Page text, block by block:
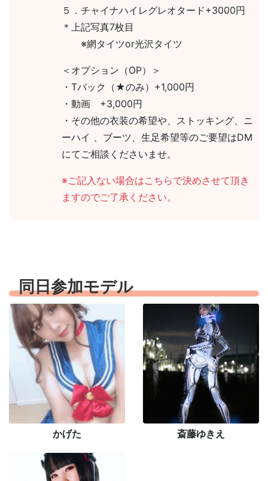
５．チャイナハイレグレオタード+3000円
＊上記写真7枚目
※網タイツor光沢タイツ
＜オプション（OP）＞
・Tバック（★のみ）+1,000円
・動画 +3,000円
・その他の衣装の希望や、ストッキング、ニ
ーハイ 、ブーツ、生足希望等のご要望はDM
にてご相談くださいませ。
※ご記入ない場合はこちらで決めさせて頂き
ますのでご了承ください。
同日参加モデル
かげた 斎藤ゆきえ